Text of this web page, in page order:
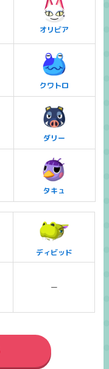
オリビア
クワトロ
ダリー
タキュ
ディビッド
ー